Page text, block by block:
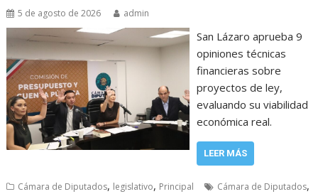
5 de agosto de 2026 admin
San Lázaro aprueba 9
opiniones técnicas
financieras sobre
proyectos de ley,
evaluando su viabilidad
económica real.
LEER MÁS
Cámara de Diputados, legislativo, Principal Cámara de Diputados,